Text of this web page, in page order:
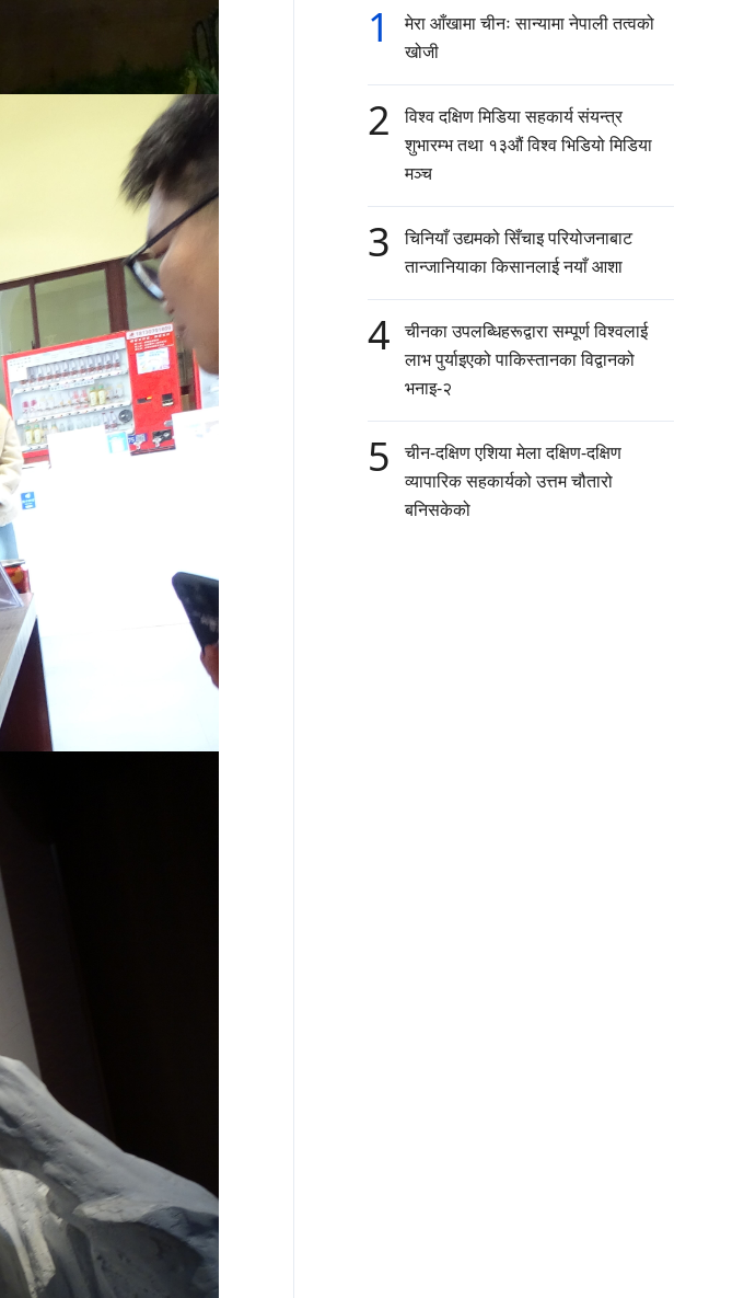
1
मेरा आँखामा चीनः सान्यामा नेपाली तत्वको
खोजी
2
विश्व दक्षिण मिडिया सहकार्य संयन्त्र
शुभारम्भ तथा १३औं विश्व भिडियो मिडिया
मञ्च
3
चिनियाँ उद्यमको सिँचाइ परियोजनाबाट
तान्जानियाका किसानलाई नयाँ आशा
4
चीनका उपलब्धिहरूद्वारा सम्पूर्ण विश्वलाई
लाभ पुर्याइएको पाकिस्तानका विद्वानको
भनाइ-२
5
चीन-दक्षिण एशिया मेला दक्षिण-दक्षिण
व्यापारिक सहकार्यको उत्तम चौतारो
बनिसकेको